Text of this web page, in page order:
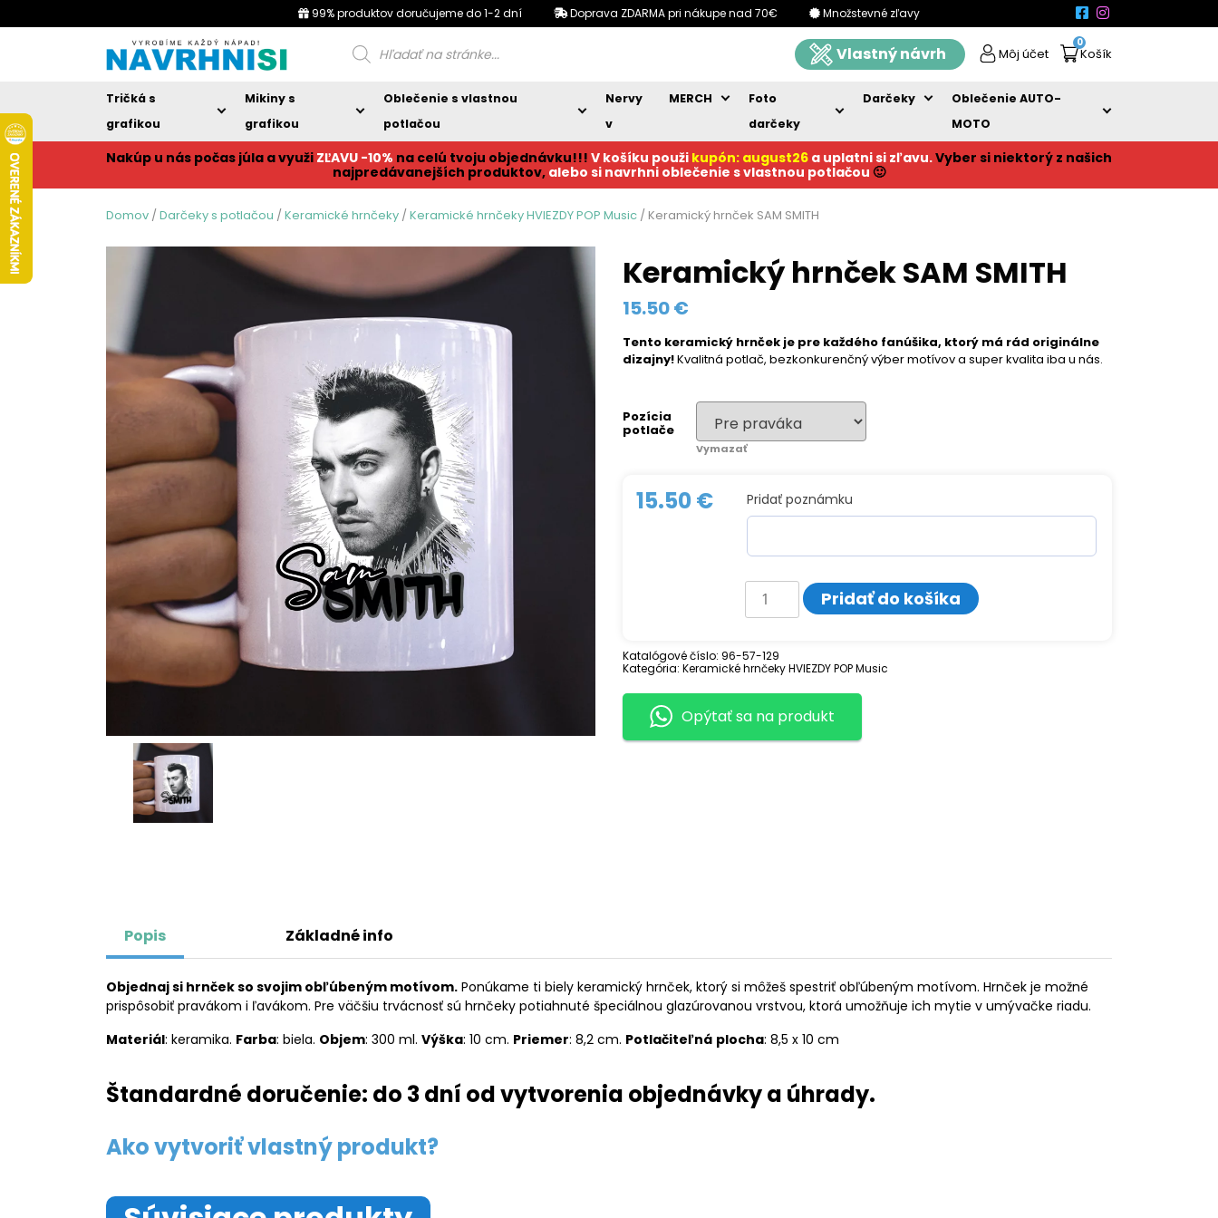
99% produktov doručujeme do 1-2 dní Doprava ZDARMA pri nákupe nad 70€ Množstevné zľavy
Products
search Vlastný návrh Môj účet
0
Košík
Tričká s
grafikou
Mikiny s
grafikou
Oblečenie s vlastnou
potlačou
Nervy
v
MERCH
Foto
darčeky
Darčeky
Oblečenie AUTO-
MOTO
Nakúp u nás počas júla a využi ZĽAVU -10% na celú tvoju objednávku!!! V košíku použi kupón: august26 a uplatni si zľavu.Vyber si niektorý z našich
najpredávanejších produktov, alebo si navrhni oblečenie s vlastnou potlačou 🙂
Domov /Darčeky s potlačou /Keramické hrnčeky /Keramické hrnčeky HVIEZDY POP Music / Keramický hrnček SAM SMITH
Keramický hrnček SAM SMITH
15.50€
Tento keramický hrnček je pre každého fanúšika, ktorý má rád originálne
dizajny!Kvalitná potlač, bezkonkurenčný výber motívov a super kvalita iba u nás.
Pozícia
potlače
Vymazať
15.50€ Pridať poznámku
množstvo
Keramický
hrnček
SMITH
Pridať do košíka
Katalógové číslo: 96-57-129
Kategória: Keramické hrnčeky HVIEZDY POP Music
Opýtať sa na produkt
Popis Základné info
Objednaj si hrnček so svojim obľúbeným motívom. Ponúkame ti biely keramický hrnček, ktorý si môžeš spestriť obľúbeným motívom. Hrnček je možné
prispôsobiť pravákom i ľavákom. Pre väčšiu trvácnosť sú hrnčeky potiahnuté špeciálnou glazúrovanou vrstvou, ktorá umožňuje ich mytie v umývačke riadu.
Materiál: keramika. Farba: biela. Objem: 300 ml. Výška: 10 cm. Priemer: 8,2 cm. Potlačiteľná plocha: 8,5 x 10 cm
Štandardné doručenie: do 3 dní od vytvorenia objednávky a úhrady.
Ako vytvoriť vlastný produkt?